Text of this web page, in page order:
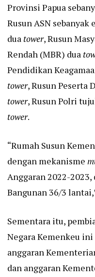
Provinsi Papua
Rusun ASN sebanyak
dua tower, Rusun
Rendah (MBR) dua
Pendidikan
tower, Rusun Peserta
tower, Rusun Polri
tower.
“Rumah Susun
dengan mekanisme
Anggaran 2022-
Bangunan 36/3
Sementara itu,
Negara Kemenkeu
anggaran
dan anggaran